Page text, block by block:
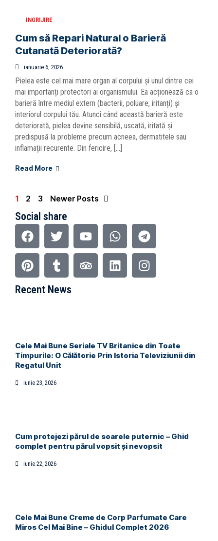
INGRIJIRE
Cum să Repari Natural o Barieră
Cutanată Deteriorată?
ianuarie 6, 2026
Pielea este cel mai mare organ al corpului și unul dintre cei
mai importanți protectori ai organismului. Ea acționează ca o
barieră între mediul extern (bacterii, poluare, iritanți) și
interiorul corpului tău. Atunci când această barieră este
deteriorată, pielea devine sensibilă, uscată, iritată și
predispusă la probleme precum acneea, dermatitele sau
inflamații recurente. Din fericire, […]
Read More
1 2 3 Newer Posts
Social share
Recent News
Cele Mai Bune Seriale TV Britanice din Toate
Timpurile: O Călătorie Prin Istoria Televiziunii din
Regatul Unit
iunie 23, 2026
Cum protejezi părul de soarele puternic – Ghid
complet pentru părul vopsit și nevopsit
iunie 22, 2026
Cele Mai Bune Creme de Corp Parfumate Care
Miros Cel Mai Bine – Ghidul Complet 2026